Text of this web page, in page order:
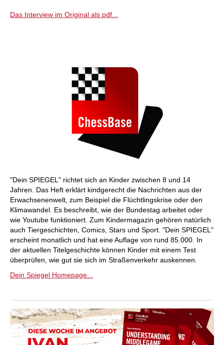
Das Interview im Original als pdf...
"Dein SPIEGEL" richtet sich an Kinder zwischen 8 und 14
Jahren. Das Heft erklärt kindgerecht die Nachrichten aus der
Erwachsenenwelt, zum Beispiel die Flüchtlingskrise oder den
Klimawandel. Es beschreibt, wie der Bundestag arbeitet oder
wie Youtube funktioniert. Zum Kindermagazin gehören natürlich
auch Tiergeschichten, Comics, Stars und Sport. "Dein SPIEGEL"
erscheint monatlich und hat eine Auflage von rund 85.000. In
der aktuellen Titelgeschichte können Kinder mit einem Test
überprüfen, wie gut sie sich im Straßenverkehr auskennen.
Dein Spiegel Homepage...